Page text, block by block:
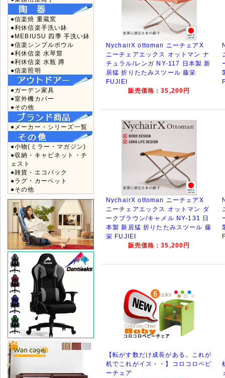
●信楽焼 重蔵窯
●利休信楽手洗い鉢
●MEBIUSU 四季 手洗い鉢
●信楽シンプルボウル
●利休信楽 水琴窟
●利休信楽 水瓶 蹲
●信楽照明
●ガーデン家具
●室外機カバー
●その他
●メーカー・シリーズ一覧
●小物(ミラー・マガジン)
●収納・キャビネット・チ
ェスト
●雑貨・エコバック
●ラグ・カーペット
●その他
NychairX ottoman ニーチェアX
ニーチェアエックス オットマン ナ
チュラル/レンガ NY-117 日本製 新
居猛 折りたたみスツール 藤栄
FUJIEI
販売価格：35,200円
NychairX ottoman ニーチェアX
ニーチェアエックス オットマン ダ
ークブラウン/キャメル NY-131 日
本製 新居猛 折りたたみスツール 藤
栄 FUJIEI
販売価格：35,200円
【転がす数だけ成長がある。これが
机でこれがイス・・】コロコロベビ
ーチェア